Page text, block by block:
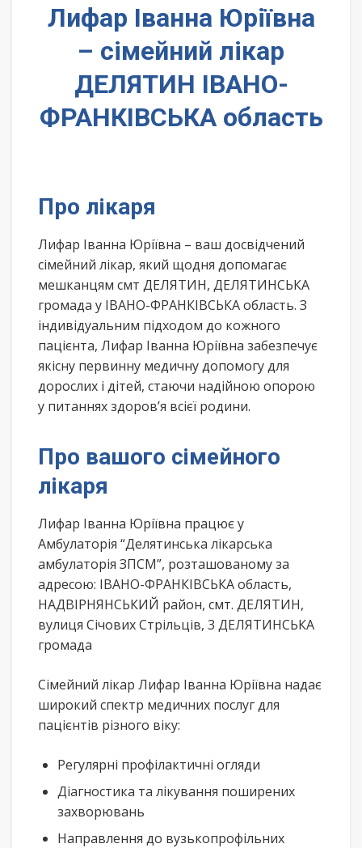
Лифар Іванна Юріївна
– сімейний лікар
ДЕЛЯТИН ІВАНО-
ФРАНКІВСЬКА область
Про лікаря
Лифар Іванна Юріївна – ваш досвідчений
сімейний лікар, який щодня допомагає
мешканцям смт ДЕЛЯТИН, ДЕЛЯТИНСЬКА
громада у ІВАНО-ФРАНКІВСЬКА область. З
індивідуальним підходом до кожного
пацієнта, Лифар Іванна Юріївна забезпечує
якісну первинну медичну допомогу для
дорослих і дітей, стаючи надійною опорою
у питаннях здоров’я всієї родини.
Про вашого сімейного
лікаря
Лифар Іванна Юріївна працює у
Амбулаторія “Делятинська лікарська
амбулаторія ЗПСМ”, розташованому за
адресою: ІВАНО-ФРАНКІВСЬКА область,
НАДВІРНЯНСЬКИЙ район, смт. ДЕЛЯТИН,
вулиця Січових Стрільців, 3 ДЕЛЯТИНСЬКА
громада
Сімейний лікар Лифар Іванна Юріївна надає
широкий спектр медичних послуг для
пацієнтів різного віку:
Регулярні профілактичні огляди
Діагностика та лікування поширених
захворювань
Направлення до вузькопрофільних